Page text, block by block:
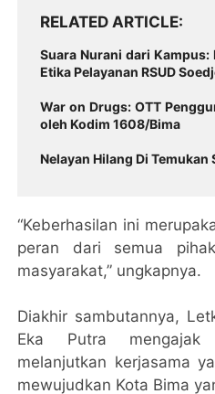
RELATED ARTICLE
Suara Nurani dari Kampus:
Etika Pelayanan RSUD
War on Drugs: OTT
oleh Kodim 1608/Bima
Nelayan Hilang Di Temukan
“Keberhasilan ini
peran dari semua
masyarakat,” ungkapnya.
Diakhir sambutannya,
Eka Putra
melanjutkan kerjasama
mewujudkan Kota Bima